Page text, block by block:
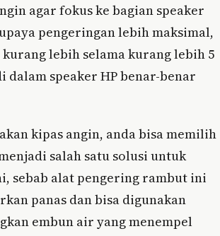
agar fokus ke bagian speaker
pengeringan lebih maksimal,
lebih selama kurang lebih 5
dalam speaker HP benar-benar
kipas angin, anda bisa memilih
salah satu solusi untuk
sebab alat pengering rambut ini
panas dan bisa digunakan
embun air yang menempel